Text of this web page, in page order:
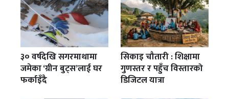
३० वर्षदेखि सगरमाथामा
जमेका ‘ग्रीन बुट्स’लाई घर
फर्काइँदै
सिकाइ चौतारी : शिक्षामा
गुणस्तर र पहुँच विस्तारको
डिजिटल यात्रा